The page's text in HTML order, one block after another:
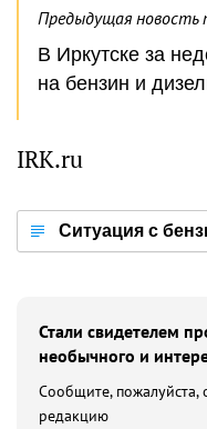
Предыдущая новость
В Иркутске за
на бензин и
IRK.ru
Ситуация с
Стали свидетелем
необычного и
Сообщите, пожалуйста,
редакцию